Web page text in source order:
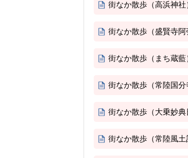
街なか散歩（高浜神社
街なか散歩（盛賢寺阿
街なか散歩（まち蔵藍
街なか散歩（常陸国分
街なか散歩（大乗妙典
街なか散歩（常陸風土